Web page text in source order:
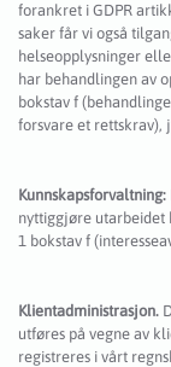
forankret i GDPR
saker får vi også
helseopplysninger
har behandlingen av
bokstav f
forsvare et rettskrav),
Kunnskapsforvaltning:
nyttiggjøre utarbeidet
1 bokstav f
Klientadministrasjon.
utføres på vegne av
registreres i vårt